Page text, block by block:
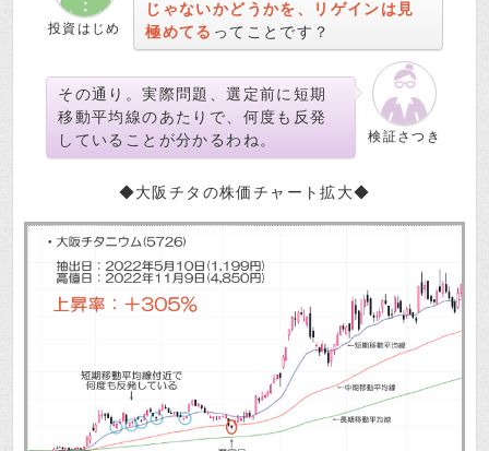
投資はじめ
じゃないかどうかを、リゲインは見
極めてる ってことです？
検証さつき
その通り。実際問題、選定前に短期
移動平均線のあたりで、何度も反発
していることが分かるわね。
◆大阪チタの株価チャート拡大◆